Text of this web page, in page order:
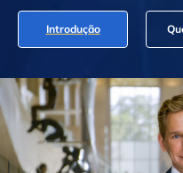
Introdução